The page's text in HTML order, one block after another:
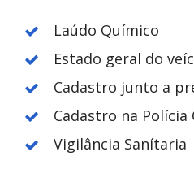
Laúdo Químico
Estado geral do
Cadastro junto a
Cadastro na Polícia
Vigilância Sanítaria